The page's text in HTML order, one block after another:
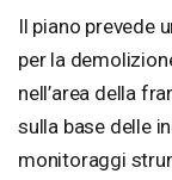
Il piano prevede
per la
nell’area della
sulla base delle
monitoraggi